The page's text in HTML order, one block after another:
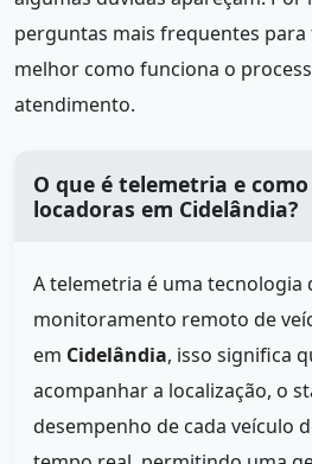
perguntas mais frequentes
melhor como funciona o
atendimento.
O que é telemetria e
locadoras em Cidelândia?
A telemetria é uma tecnologia
monitoramento remoto de
em Cidelândia, isso significa
acompanhar a localização, o
desempenho de cada veículo